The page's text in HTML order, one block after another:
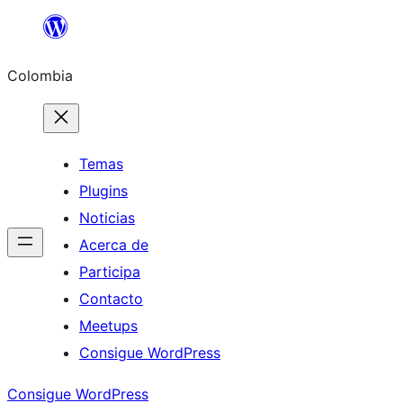
Saltar
contenido
Colombia
Temas
Plugins
Noticias
Acerca de
Participa
Contacto
Meetups
Consigue WordPress
Consigue WordPress